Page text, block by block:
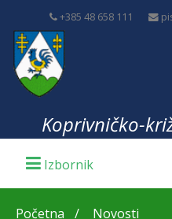
+385 48 658 111
Koprivničko-
Početna Novosti